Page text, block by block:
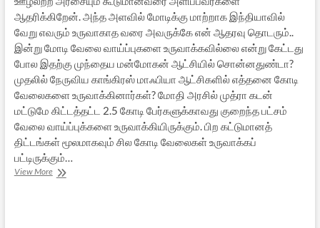
ஆதரிக்கிறேன். அந்த அளவில் மோடிக்கு மாற்றாக இந்தியாவில்
வேறு எவரும் உருவாகாத வரை அவருக்கே என் ஆதரவு தொடரும்..
இன்று மோடி வேலை வாய்ப்புகளை உருவாக்கவில்லை என்று கேட்டது
போல இதற்கு முந்தைய மன்மோகன் ஆட்சியில் சொன்னதுண்டா?
முதலில் நேருவிய காங்கிரஸ் மாஃபியா ஆட்சிகளில் எத்தனை கோடி
வேலைகளை உருவாக்கினார்கள்? மோதி அரசில் முத்ரா கடன்
மட்டுமே கிட்டத்தட்ட 2.5 கோடி பேர்களுக்காவது குறைந்த பட்சம்
வேலை வாய்ப்புக்களை உருவாக்கியிருக்கும். பிற கட்டுமானத்
திட்டங்கள் மூலமாகவும் சில கோடி வேலைகள் உருவாக்கப்
பட்டிருக்கும்…
View Moreமோதி